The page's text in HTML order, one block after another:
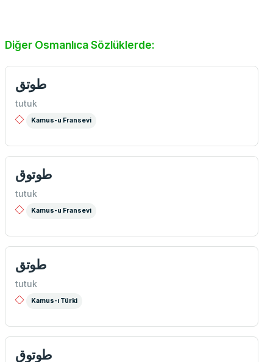
Diğer Osmanlıca Sözlüklerde:
طوتق
tutuk
Kamus-u Fransevi
طوتوق
tutuk
Kamus-u Fransevi
طوتق
tutuk
Kamus-ı Türki
طوتوق